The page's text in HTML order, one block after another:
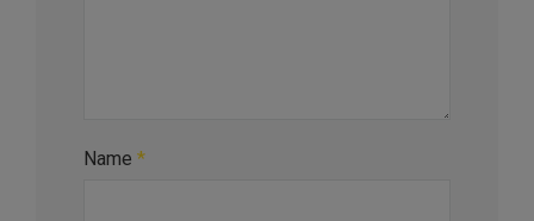
Name *